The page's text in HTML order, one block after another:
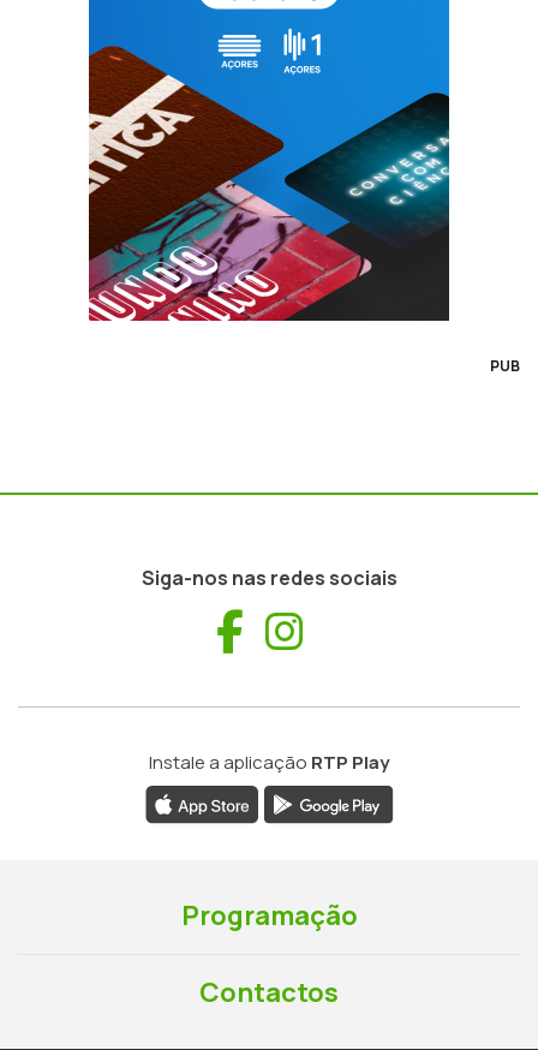
PUB
Siga-nos nas redes sociais
Facebook
Instale a aplicação RTP Play
Programação
Contactos